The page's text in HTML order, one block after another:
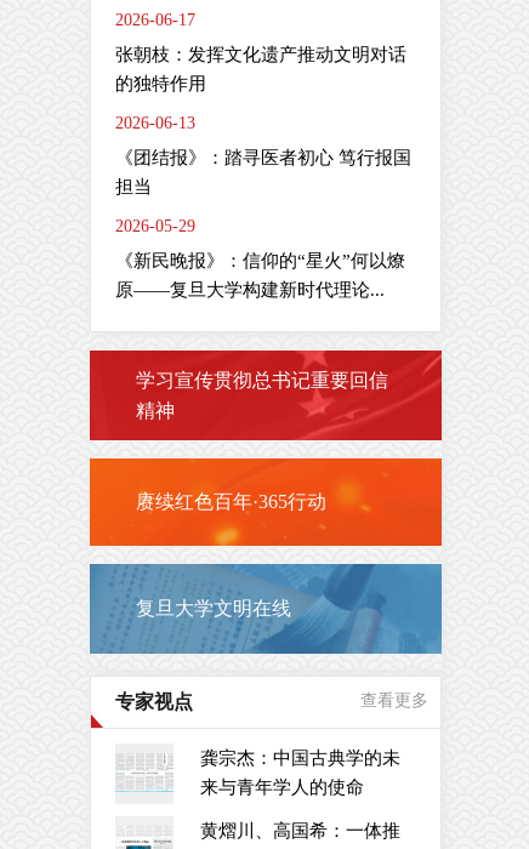
2026-06-17
张朝枝：发挥文化遗产推动文明对话
的独特作用
2026-06-13
《团结报》：踏寻医者初心 笃行报国
担当
2026-05-29
《新民晚报》：信仰的“星火”何以燎
原——复旦大学构建新时代理论...
学习宣传贯彻总书记重要回信
精神
赓续红色百年·365行动
复旦大学文明在线
专家视点 查看更多
龚宗杰：中国古典学的未
来与青年学人的使命
黄熠川、高国希：一体推